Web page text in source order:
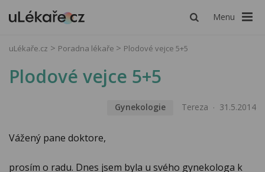
Menu
uLékaře.cz Poradna lékaře Plodové vejce 5+5
Plodové vejce 5+5
Gynekologie Tereza 31.5.2014
Vážený pane doktore,
prosím o radu. Dnes jsem byla u svého gynekologa k